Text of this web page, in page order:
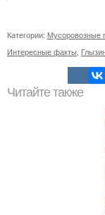
Категории: Мусоровозные
Интересные факты
Читайте также